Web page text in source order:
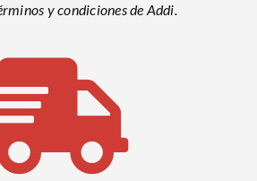
y condiciones de Addi.